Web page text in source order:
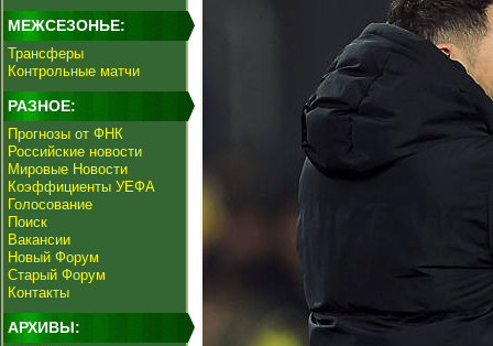
МЕЖСЕЗОНЬЕ:
Трансферы
Контрольные матчи
РАЗНОЕ:
Прогнозы от ФНК
Российские новости
Мировые Новости
Коэффициенты УЕФА
Голосование
Поиск
Вакансии
Новый Форум
Старый Форум
Контакты
АРХИВЫ: